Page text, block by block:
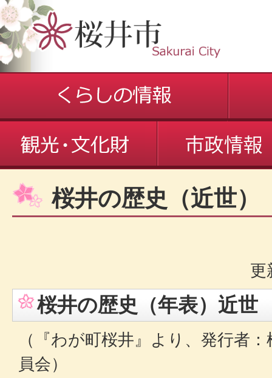
桜井の歴史（近世）
更
桜井の歴史（年表）近世
（『わが町桜井』より、発行者
員会）